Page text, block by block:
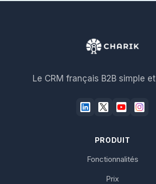
Le CRM français B2B simple
PRODUIT
Fonctionnalités
Prix